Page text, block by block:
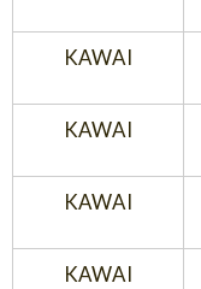
KAWAI
KAWAI
KAWAI
KAWAI